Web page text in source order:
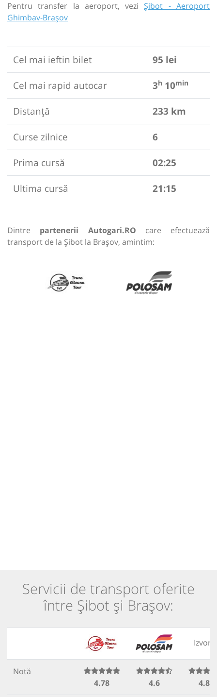
Pentru transfer la aeroport, vezi Șibot - Aeroport
Ghimbav-Brașov
Cel mai ieftin bilet
95 lei
Cel mai rapid autocar
3h 10min
Distanță
233 km
Curse zilnice
6
Prima cursă
02:25
Ultima cursă
21:15
Dintre partenerii Autogari.RO care efectuează
transport de la Șibot la Brașov, amintim:
Servicii de transport oferite
între Șibot și Brașov:
Notă
4.78
4.6 4.81